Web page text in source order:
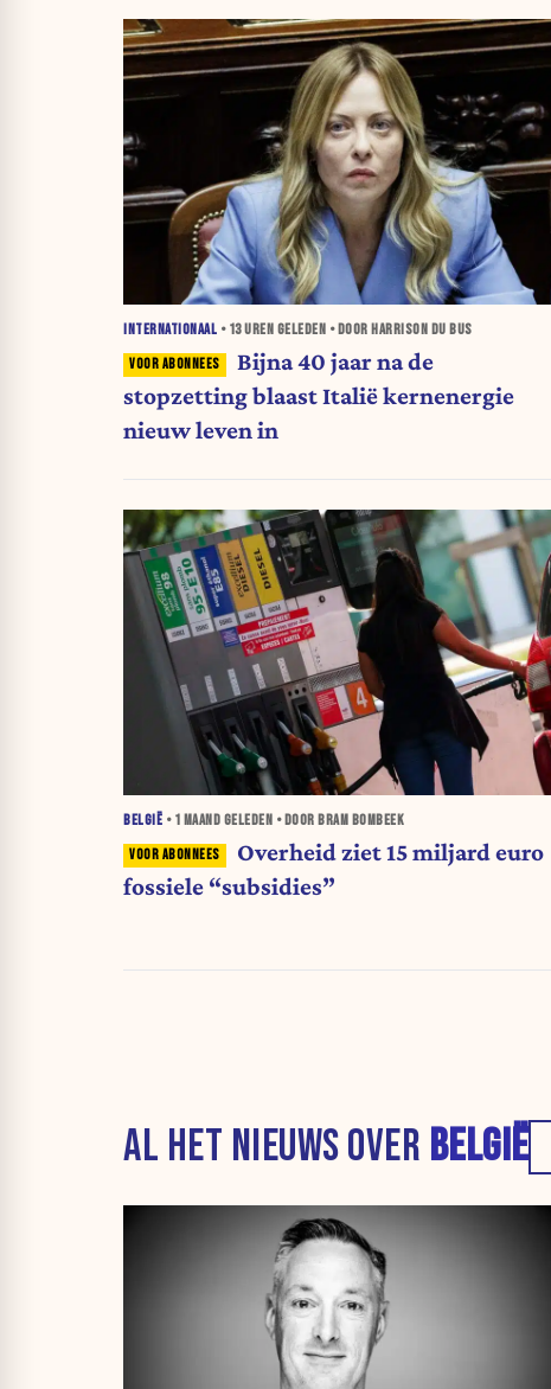
INTERNATIONAAL • 13 UREN GELEDEN • DOOR HARRISON DU BUS
Bijna 40 jaar na de
stopzetting blaast Italië kernenergie
nieuw leven in
BELGIË • 1 MAAND GELEDEN • DOOR BRAM BOMBEEK
Overheid ziet 15 miljard euro
fossiele “subsidies”
AL HET NIEUWS OVER BELGIË